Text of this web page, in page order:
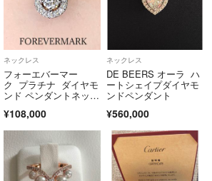
ュー) > ヘルプ・その他 > 公式ガイドの【ラ
て】を選択］​​
取引ページよりお問い合わせボタン押下＞問い
際は以下のコードを必ず記載の上お問い合わせ
ネックレス
フォーエバーマー
ク プラチナ ダイヤモ
ンド ペンダントネック
¥108,000
ネックレス
DE BEERS オーラ ハ
ートシェイプダイヤモ
ンドペンダント
¥560,000